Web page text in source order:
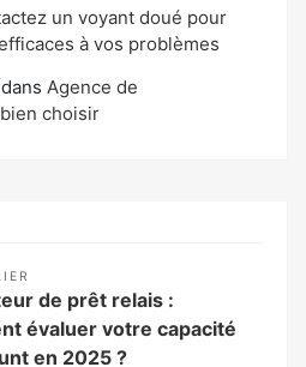
un voyant doué pour
à vos problèmes
dans Agence de
choisir
de prêt relais :
évaluer votre capacité
en 2025 ?